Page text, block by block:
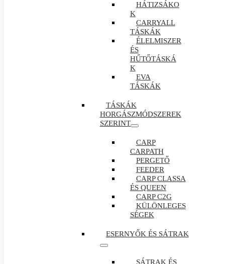
HÁTIZSÁKO
K
CARRYALL
TÁSKÁK
ÉLELMISZER
ÉS
HŰTŐTÁSKÁ
K
EVA
TÁSKÁK
TÁSKÁK
HORGÁSZMÓDSZEREK
SZERINT
CARP
CARPATH
PERGETŐ
FEEDER
CARP CLASSA
ÉS QUEEN
CARP C2G
KÜLÖNLEGES
SÉGEK
ESERNYŐK ÉS SÁTRAK
SÁTRAK ÉS